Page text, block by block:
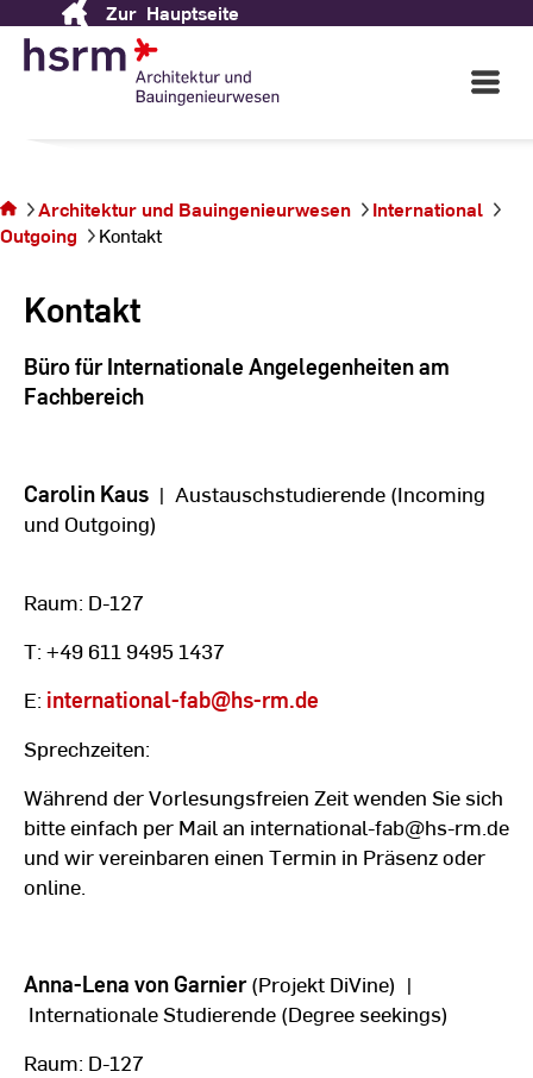
Content
Zur Hauptseite
Open
Main
und Bauingenieurwesen
sich auf
der
Architektur und Bauingenieurwesen
International
Outgoing
Kontakt
Kontakt
Büro für Internationale Angelegenheiten am
Fachbereich
Carolin Kaus | Austauschstudierende (Incoming
und Outgoing)
Raum: D-127
T: +49 611 9495 1437
E: international-fab@hs-rm.de
Sprechzeiten:
Während der Vorlesungsfreien Zeit wenden Sie sich
bitte einfach per Mail an international-fab@hs-rm.de
und wir vereinbaren einen Termin in Präsenz oder
online.
Anna-Lena von Garnier(Projekt DiVine) |
Internationale Studierende (Degree seekings)
Raum: D-127